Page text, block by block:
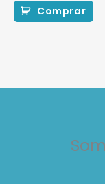
Comprar